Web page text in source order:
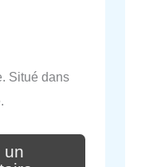
Situé dans
un